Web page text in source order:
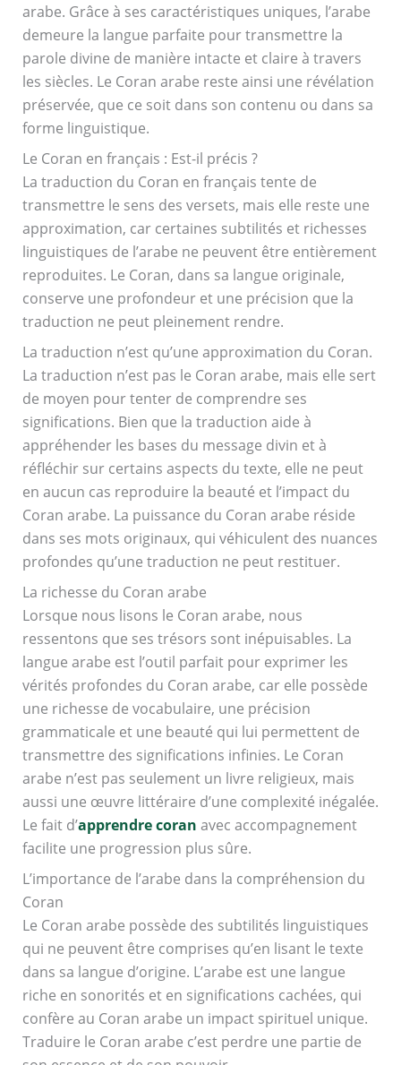
arabe. Grâce à ses caractéristiques uniques, l’arabe
demeure la langue parfaite pour transmettre la
parole divine de manière intacte et claire à travers
les siècles. Le Coran arabe reste ainsi une révélation
préservée, que ce soit dans son contenu ou dans sa
forme linguistique.
Le Coran en français : Est-il précis ?
La traduction du Coran en français tente de
transmettre le sens des versets, mais elle reste une
approximation, car certaines subtilités et richesses
linguistiques de l’arabe ne peuvent être entièrement
reproduites. Le Coran, dans sa langue originale,
conserve une profondeur et une précision que la
traduction ne peut pleinement rendre.
La traduction n’est qu’une approximation du Coran.
La traduction n’est pas le Coran arabe, mais elle sert
de moyen pour tenter de comprendre ses
significations. Bien que la traduction aide à
appréhender les bases du message divin et à
réfléchir sur certains aspects du texte, elle ne peut
en aucun cas reproduire la beauté et l’impact du
Coran arabe. La puissance du Coran arabe réside
dans ses mots originaux, qui véhiculent des nuances
profondes qu’une traduction ne peut restituer.
La richesse du Coran arabe
Lorsque nous lisons le Coran arabe, nous
ressentons que ses trésors sont inépuisables. La
langue arabe est l’outil parfait pour exprimer les
vérités profondes du Coran arabe, car elle possède
une richesse de vocabulaire, une précision
grammaticale et une beauté qui lui permettent de
transmettre des significations infinies. Le Coran
arabe n’est pas seulement un livre religieux, mais
aussi une œuvre littéraire d’une complexité inégalée.
Le fait d’apprendre coran avec accompagnement
facilite une progression plus sûre.
L’importance de l’arabe dans la compréhension du
Coran
Le Coran arabe possède des subtilités linguistiques
qui ne peuvent être comprises qu’en lisant le texte
dans sa langue d’origine. L’arabe est une langue
riche en sonorités et en significations cachées, qui
confère au Coran arabe un impact spirituel unique.
Traduire le Coran arabe c’est perdre une partie de